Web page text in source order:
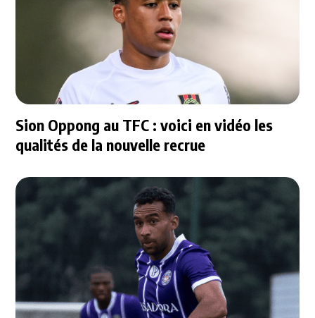
Sion Oppong au TFC : voici en vidéo les
qualités de la nouvelle recrue